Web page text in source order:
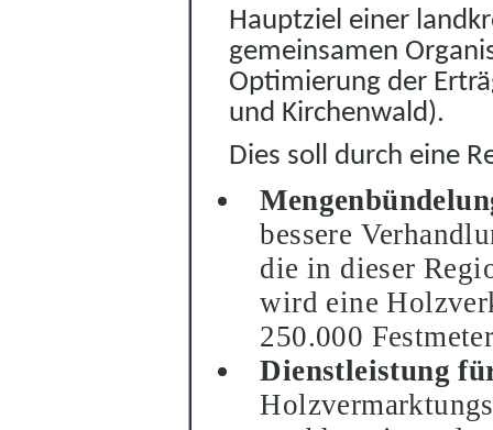
Hauptziel einer
gemeinsamen Organi
Optimierung der
und Kirchenwald).
Dies soll durch eine
bessere
die in dieser
wird eine
250.000 Fest
Dienstleistung